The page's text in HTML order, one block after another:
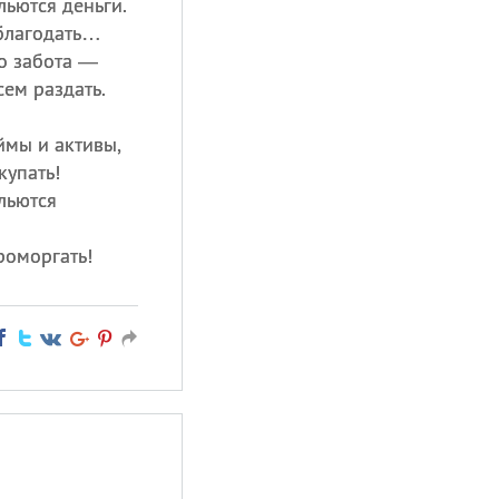
забота —
раздать.
и активы,